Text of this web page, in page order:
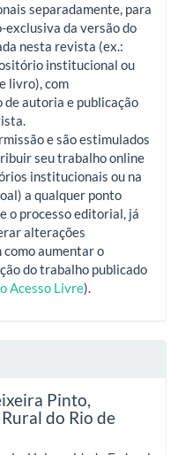
separadamente, para
da versão do
nesta revista (ex.:
institucional ou
livro), com
de autoria e publicação
e são estimulados
seu trabalho online
institucionais ou na
a qualquer ponto
o processo editorial, já
alterações
aumentar o
do trabalho publicado
Acesso Livre).
Pinto,
do Rio de